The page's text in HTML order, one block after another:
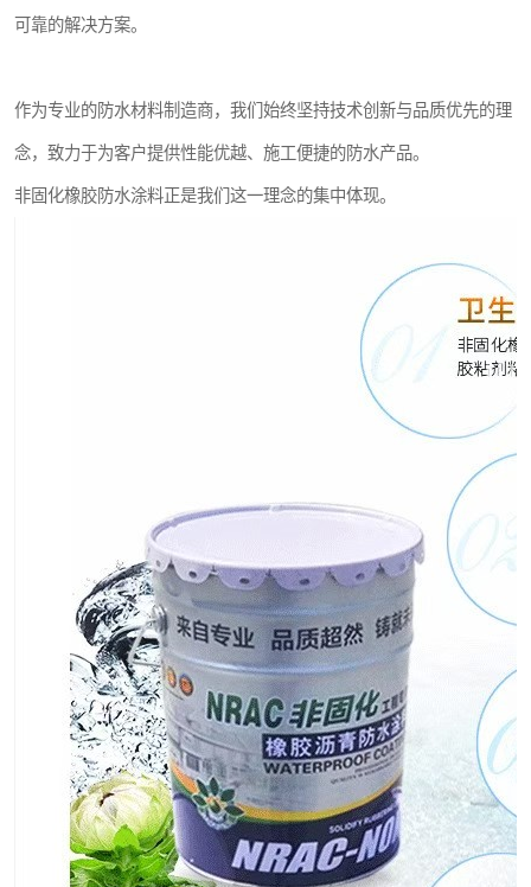
可靠的解决方案。
作为专业的防水材料制造商，我们始终坚持技术创新与品质优先的理
念，致力于为客户提供性能优越、施工便捷的防水产品。
非固化橡胶防水涂料正是我们这一理念的集中体现。